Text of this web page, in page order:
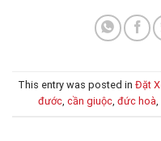
This entry was posted in Đặt
đước, cần giuộc, đức hoà,